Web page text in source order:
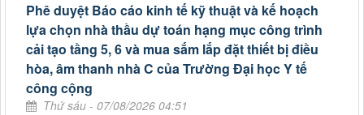
Phê duyệt Báo cáo kinh tế kỹ thuật và kế hoạch
lựa chọn nhà thầu dự toán hạng mục công trình
cải tạo tầng 5, 6 và mua sắm lắp đặt thiết bị điều
hòa, âm thanh nhà C của Trường Đại học Y tế
công cộng
Thứ sáu - 07/08/2026 04:51